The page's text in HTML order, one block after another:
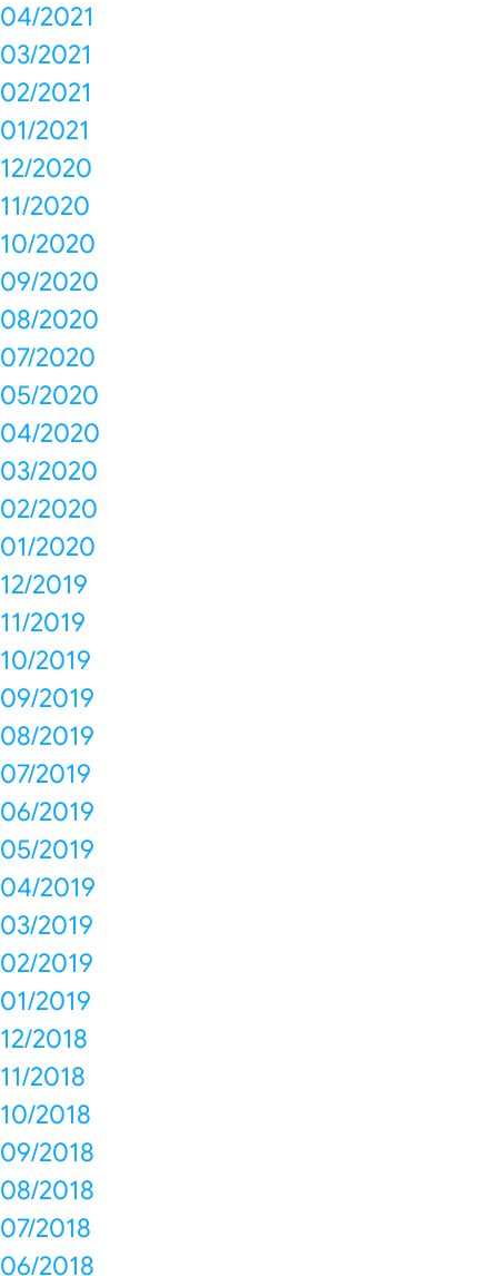
04/2021
03/2021
02/2021
01/2021
12/2020
11/2020
10/2020
09/2020
08/2020
07/2020
05/2020
04/2020
03/2020
02/2020
01/2020
12/2019
11/2019
10/2019
09/2019
08/2019
07/2019
06/2019
05/2019
04/2019
03/2019
02/2019
01/2019
12/2018
11/2018
10/2018
09/2018
08/2018
07/2018
06/2018